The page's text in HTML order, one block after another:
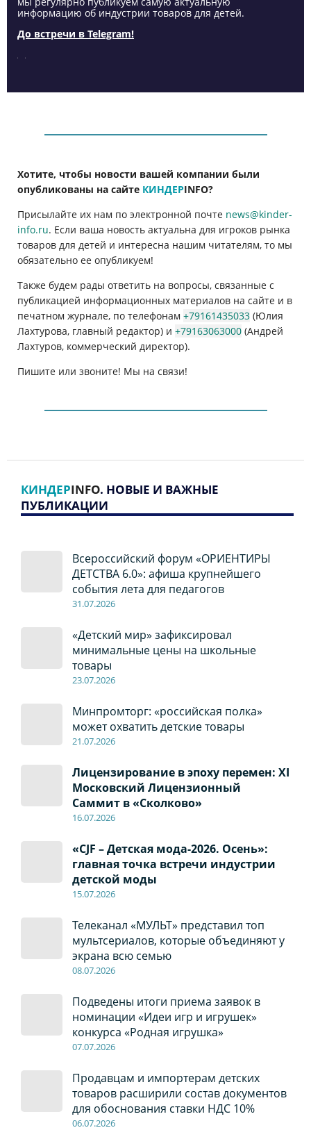
информацию об индустрии товаров для детей.
До встречи в Telegram!
Хотите, чтобы новости вашей компании были
опубликованы на сайте КИНДЕРINFO?
Присылайте их нам по электронной почте news@kinder-
info.ru. Если ваша новость актуальна для игроков рынка
товаров для детей и интересна нашим читателям, то мы
обязательно ее опубликуем!
Также будем рады ответить на вопросы, связанные с
публикацией информационных материалов на сайте и в
печатном журнале, по телефонам +79161435033 (Юлия
Лахтурова, главный редактор) и +79163063000 (Андрей
Лахтуров, коммерческий директор).
Пишите или звоните! Мы на связи!
КИНДЕРINFO. НОВЫЕ И ВАЖНЫЕ
ПУБЛИКАЦИИ
Всероссийский форум «ОРИЕНТИРЫ
ДЕТСТВА 6.0»: афиша крупнейшего
события лета для педагогов
31.07.2026
«Детский мир» зафиксировал
минимальные цены на школьные
товары
23.07.2026
Минпромторг: «российская полка»
может охватить детские товары
21.07.2026
Лицензирование в эпоху перемен: XI
Московский Лицензионный
Саммит в «Сколково»
16.07.2026
«CJF – Детская мода-2026. Осень»:
главная точка встречи индустрии
детской моды
15.07.2026
Телеканал «МУЛЬТ» представил топ
мультсериалов, которые объединяют у
экрана всю семью
08.07.2026
Подведены итоги приема заявок в
номинации «Идеи игр и игрушек»
конкурса «Родная игрушка»
07.07.2026
Продавцам и импортерам детских
товаров расширили состав документов
для обоснования ставки НДС 10%
06.07.2026